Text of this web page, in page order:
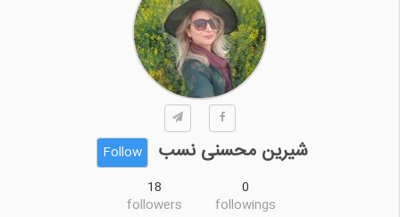
شیرین محسنی نسب
Follow
0
followings
18
followers